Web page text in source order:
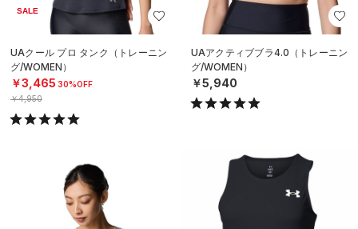
SALE
UAクール プロ タンク（トレーニン
グ/WOMEN）
￥3,465 30%OFF
￥4,950
UAアクティブブラ4.0（トレーニン
グ/WOMEN）
￥5,940